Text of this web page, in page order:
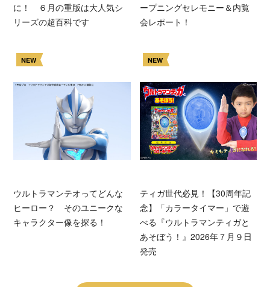
に！ ６月の重版は大人気シ
リーズの超百科です
ープニングセレモニー＆内覧
会レポート！
NEW
ウルトラマンテオってどんな
ヒーロー？ そのユニークな
キャラクター像を探る！
NEW
ティガ世代必見！【30周年記
念】「カラータイマー」で遊
べる『ウルトラマンティガと
あそぼう！』2026年７月９日
発売